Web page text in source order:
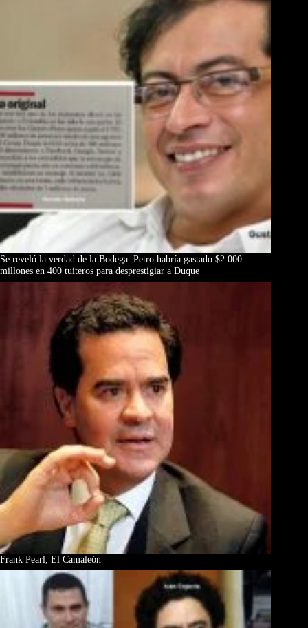
Se reveló la verdad de la Bodega: Petro habría gastado $2.000
millones en 400 tuiteros para desprestigiar a Duque
Frank Pearl, El Camaleón